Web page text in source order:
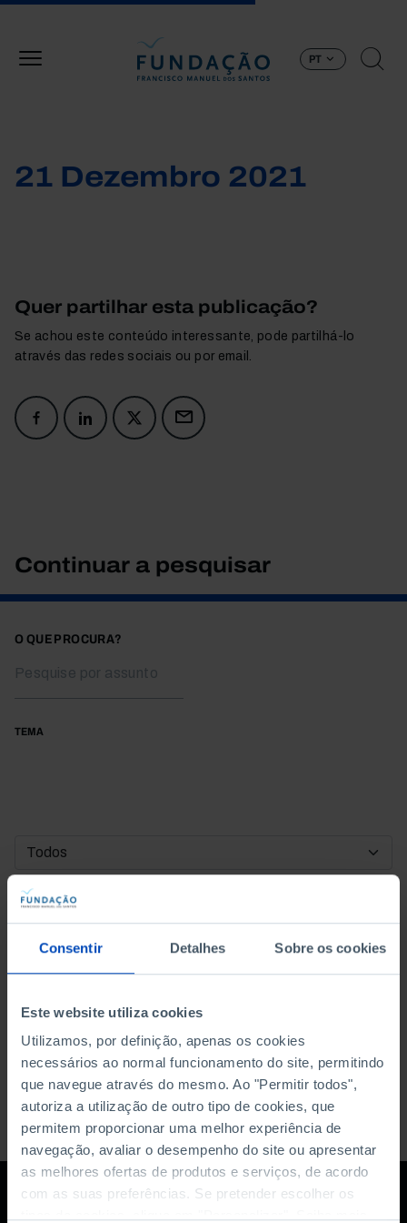
Consentir Detalhes Sobre os cookies
Este website utiliza cookies
Utilizamos, por definição, apenas os cookies
necessários ao normal funcionamento do site, permitindo
que navegue através do mesmo. Ao "Permitir todos",
autoriza a utilização de outro tipo de cookies, que
permitem proporcionar uma melhor experiência de
navegação, avaliar o desempenho do site ou apresentar
as melhores ofertas de produtos e serviços, de acordo
com as suas preferências. Se pretender escolher os
PT
21 Dezembro 2021
Quer partilhar esta publicação?
Se achou este conteúdo interessante, pode partilhá-lo
através das redes sociais ou por email.
Continuar a pesquisar
O QUE PROCURA?
TEMA
DATA DE INÍCIO
DATA DE FIM